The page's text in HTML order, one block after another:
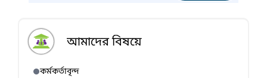
আমাদের বিষয়ে
কর্মকর্তাবৃন্দ